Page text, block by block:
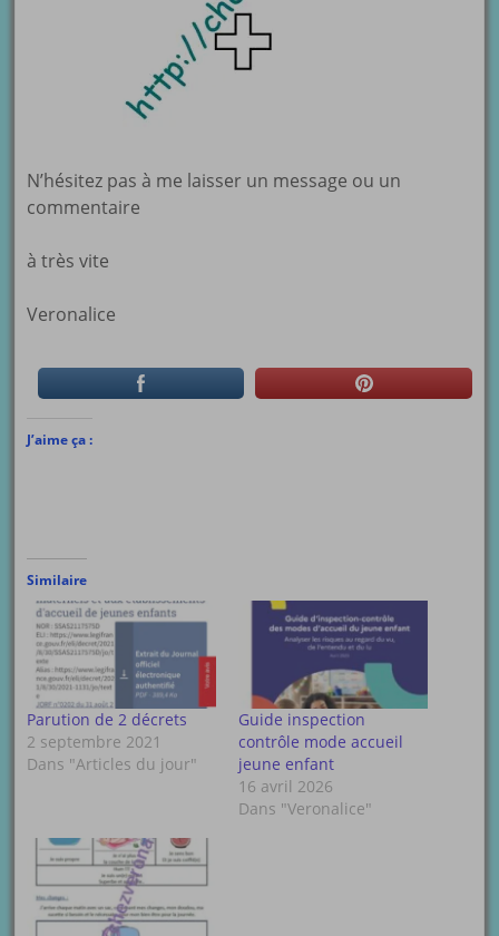
N’hésitez pas à me laisser un message ou un
commentaire
à très vite
Veronalice
J’aime ça :
Similaire
Parution de 2 décrets
2 septembre 2021
Dans "Articles du jour"
Guide inspection
contrôle mode accueil
jeune enfant
16 avril 2026
Dans "Veronalice"